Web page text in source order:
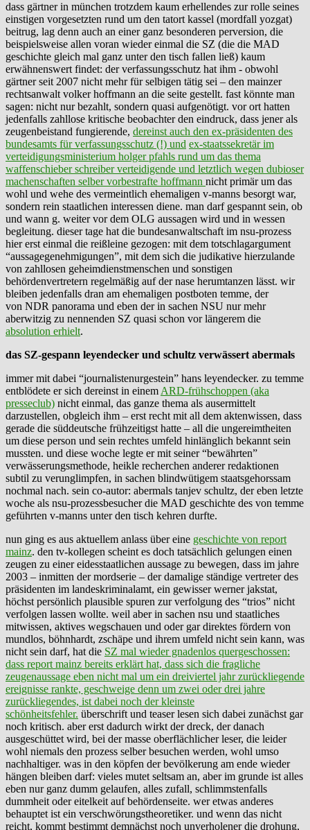
dass gärtner in münchen trotzdem kaum erhellendes zur rolle seines
einstigen vorgesetzten rund um den tatort kassel (mordfall yozgat)
beitrug, lag denn auch an einer ganz besonderen perversion, die
beispielsweise allen voran wieder einmal die SZ (die die MAD
geschichte gleich mal ganz unter den tisch fallen ließ) kaum
erwähnenswert findet: der verfassungsschutz hat ihm - obwohl
gärtner seit 2007 nicht mehr für selbigen tätig sei – den mainzer
rechtsanwalt volker hoffmann an die seite gestellt. fast könnte man
sagen: nicht nur bezahlt, sondern quasi aufgenötigt. vor ort hatten
jedenfalls zahllose kritische beobachter den eindruck, dass jener als
zeugenbeistand fungierende, dereinst auch den ex-präsidenten des
bundesamts für verfassungsschutz (!) und ex-staatssekretär im
verteidigungsministerium holger pfahls rund um das thema
waffenschieber schreiber verteidigende und letztlich wegen dubioser
machenschaften selber vorbestrafte hoffmann nicht primär um das
wohl und wehe des vermeintlich ehemaligen v-manns besorgt war,
sondern rein staatlichen interessen diene. man darf gespannt sein, ob
und wann g. weiter vor dem OLG aussagen wird und in wessen
begleitung. dieser tage hat die bundesanwaltschaft im nsu-prozess
hier erst einmal die reißleine gezogen: mit dem totschlagargument
“aussagegenehmigungen”, mit dem sich die judikative hierzulande
von zahllosen geheimdienstmenschen und sonstigen
behördenvertretern regelmäßig auf der nase herumtanzen lässt. wir
bleiben jedenfalls dran am ehemaligen postboten temme, der
von NDR panorama und eben der in sachen NSU nur mehr
aberwitzig zu nennenden SZ quasi schon vor längerem die
absolution erhielt.
das SZ-gespann leyendecker und schultz verwässert abermals
immer mit dabei “journalistenurgestein” hans leyendecker. zu temme
entblödete er sich dereinst in einem ARD-frühschoppen (aka
presseclub) nicht einmal, das ganze thema als ausermittelt
darzustellen, obgleich ihm – erst recht mit all dem aktenwissen, dass
gerade die süddeutsche frühzeitigst hatte – all die ungereimtheiten
um diese person und sein rechtes umfeld hinlänglich bekannt sein
mussten. und diese woche legte er mit seiner “bewährten”
verwässerungsmethode, heikle recherchen anderer redaktionen
subtil zu verunglimpfen, in sachen blindwütigem staatsgehorssam
nochmal nach. sein co-autor: abermals tanjev schultz, der eben letzte
woche als nsu-prozessbesucher die MAD geschichte des von temme
geführten v-manns unter den tisch kehren durfte.
nun ging es aus aktuellem anlass über eine geschichte von report
mainz. den tv-kollegen scheint es doch tatsächlich gelungen einen
zeugen zu einer eidesstaatlichen aussage zu bewegen, dass im jahre
2003 – inmitten der mordserie – der damalige ständige vertreter des
präsidenten im landeskriminalamt, ein gewisser werner jakstat,
höchst persönlich plausible spuren zur verfolgung des “trios” nicht
verfolgen lassen wollte. weil aber in sachen nsu und staatliches
mitwissen, aktives wegschauen und oder gar direktes fördern von
mundlos, böhnhardt, zschäpe und ihrem umfeld nicht sein kann, was
nicht sein darf, hat die SZ mal wieder gnadenlos quergeschossen:
dass report mainz bereits erklärt hat, dass sich die fragliche
zeugenaussage eben nicht mal um ein dreiviertel jahr zurückliegende
ereignisse rankte, geschweige denn um zwei oder drei jahre
zurückliegendes, ist dabei noch der kleinste
schönheitsfehler. überschrift und teaser lesen sich dabei zunächst gar
noch kritisch. aber erst dadurch wirkt der dreck, der danach
ausgeschüttet wird, bei der masse oberflächlicher leser, die leider
wohl niemals den prozess selber besuchen werden, wohl umso
nachhaltiger. was in den köpfen der bevölkerung am ende wieder
hängen bleiben darf: vieles mutet seltsam an, aber im grunde ist alles
eben nur ganz dumm gelaufen, alles zufall, schlimmstenfalls
dummheit oder eitelkeit auf behördenseite. wer etwas anderes
behauptet ist ein verschwörungstheoretiker. und wenn das nicht
reicht, kommt bestimmt demnächst noch unverholener die drohung,